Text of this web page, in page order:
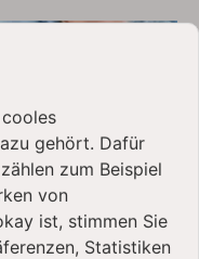
gehört. Dafür
zum Beispiel
von
ist, stimmen Sie
Statistiken